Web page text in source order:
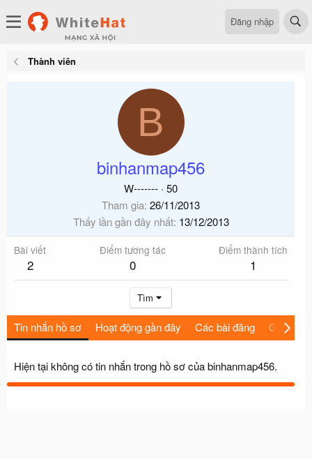
Đăng nhập
Thành viên
B
binhanmap456
W------- · 50
Tham gia 26/11/2013
Thấy lần gần đây nhất 13/12/2013
Bài viết
2
Điểm tương tác
0
Điểm thành tích
1
Tìm
Tin nhắn hồ sơ Hoạt động gần đây Các bài đăng Giới thiệu
Hiện tại không có tin nhắn trong hồ sơ của binhanmap456.